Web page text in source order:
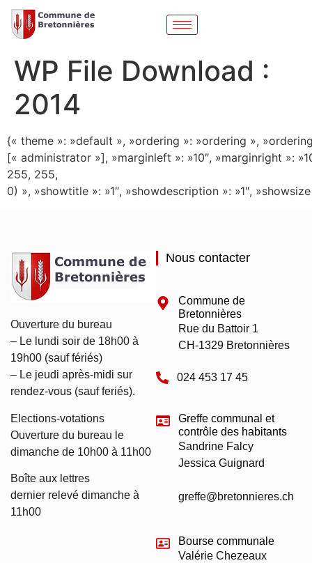
WP File Download :
2014
{« theme »: »default », »ordering »: »ordering »,
[« administrator »], »marginleft »: »10″, »marginright »:
255, 255,
0) », »showtitle »: »1″, »showdescription »: »1″,
Ouverture du bureau
– Le lundi soir de 18h00 à
19h00 (sauf fériés)
– Le jeudi après-midi sur
rendez-vous (sauf feriés).
Elections-votations
Ouverture du bureau le
dimanche de 10h00 à 11h00
Boîte aux lettres
dernier relevé dimanche à
11h00
Nous contacter
Commune de
Bretonnières
Rue du Battoir 1
CH-1329 Bretonnières
024 453 17 45
Greffe communal et
contrôle des habitants
Sandrine Falcy
Jessica Guignard
greffe@bretonnieres.ch
Bourse communale
Valérie Chezeaux